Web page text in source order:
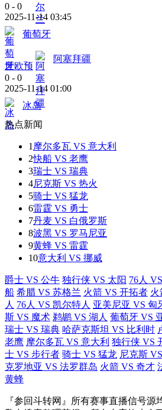
0 - 0
2025-11-14 03:45
葡萄牙
世欧预
阿塞拜疆
0 - 0
2025-11-14 01:00
冰岛
热点新闻
1 摩尔多瓦 VS 意大利
2快船 VS 老鹰
3瑞士 VS 瑞典
4尼克斯 VS 热火
5骑士 VS 猛龙
6雷霆 VS 勇士
7丹麦 VS 白俄罗斯
8波黑 VS 罗马尼亚
9黄蜂 VS 雷霆
10意大利 VS 挪威
爵士 VS 公牛 独行侠 VS 太阳 76人
船 希腊 VS 苏格兰 火箭 VS 开拓者 火
人 76人 VS 凯尔特人 亚美尼亚 VS 匈
斯 VS 魔术 鹈鹕 VS 湖人 葡萄牙 VS
瑞士 VS 瑞典 哈萨克斯坦 VS 比利时
老鹰 摩尔多瓦 VS 意大利 独行侠 VS
士 VS 步行者 骑士 VS 猛龙 尼克斯
克罗地亚 VS 法罗群岛 火箭 VS 奇才
黄蜂
『参回斗转网』所有赛事直播信号源